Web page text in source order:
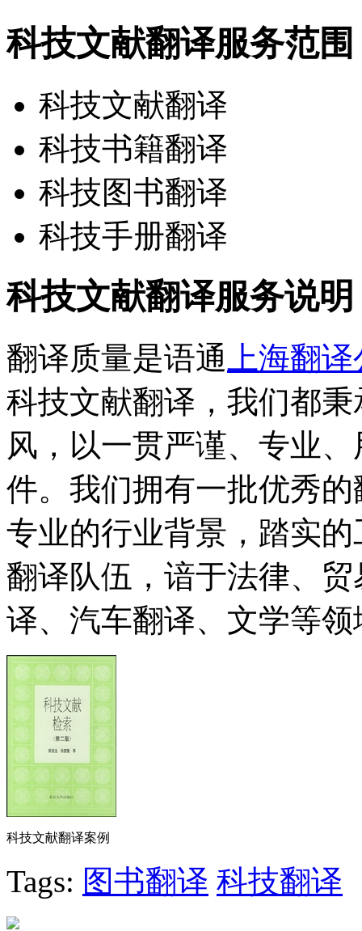
科技文献翻译服务范围
科技文献翻译
科技书籍翻译
科技图书翻译
科技手册翻译
科技文献翻译服务说明
翻译质量是语通 上海翻
科技文献翻译，我们都
风，以一贯严谨、专业
件。我们拥有一批优秀
专业的行业背景，踏实
翻译队伍，谙于法律、
译、汽车翻译、文学等
科技文献翻译案例
Tags: 图书翻译 科技翻译